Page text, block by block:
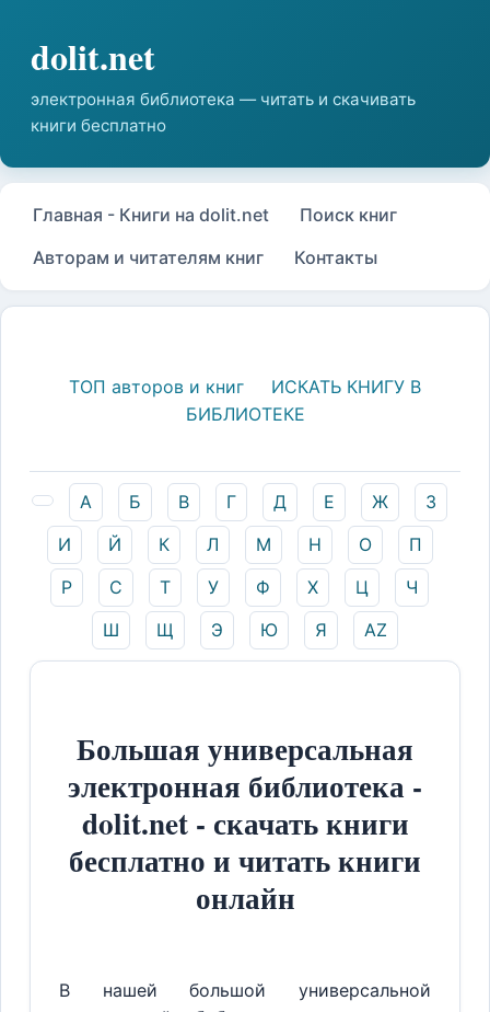
Главная - Книги на dolit.net
Поиск книг
Авторам и читателям книг
Контакты
ТОП авторов и книг
ИСКАТЬ КНИГУ В
БИБЛИОТЕКЕ
А Б В Г Д Е Ж
З
И
Й К Л М Н О
П
Р
С Т У Ф Х Ц
Ч
Ш
Щ Э Ю Я AZ
Большая универсальная
электронная библиотека -
dolit.net - скачать книги
бесплатно и читать книги
онлайн
В нашей большой универсальной